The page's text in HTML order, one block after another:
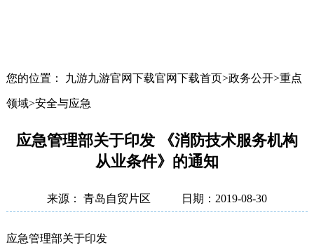
您的位置： 九游九游官网下载官网下载首页>政务公开>重点
领域>安全与应急
应急管理部关于印发 《消防技术服务机构
从业条件》的通知
来源： 青岛自贸片区 日期：2019-08-30
应急管理部关于印发